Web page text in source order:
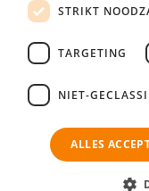
Hoofdkantoor
Social
Vacatures Overheid is
Mogen wij cookies
STRIKT
TARGETING
NIET-
ALLES